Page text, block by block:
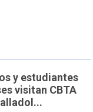
y estudiantes
visitan CBTA